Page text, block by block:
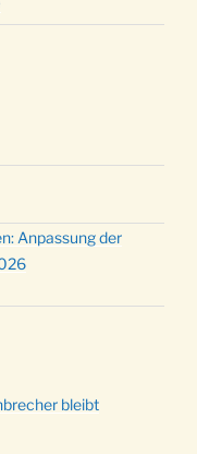
Anpassung der
bleibt